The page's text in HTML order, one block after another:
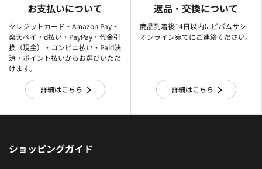
お支払いについて
クレジットカード・Amazon Pay・
楽天ぺイ・d払い・PayPay・代金引
換（現金）・コンビニ払い・Paid決
済・ポイント払いからお選びいただ
けます。
詳細はこちら
返品・交換について
商品到着後14日以内にビバムサシ
オンライン宛てにご連絡ください。
詳細はこちら
ショッピングガイド